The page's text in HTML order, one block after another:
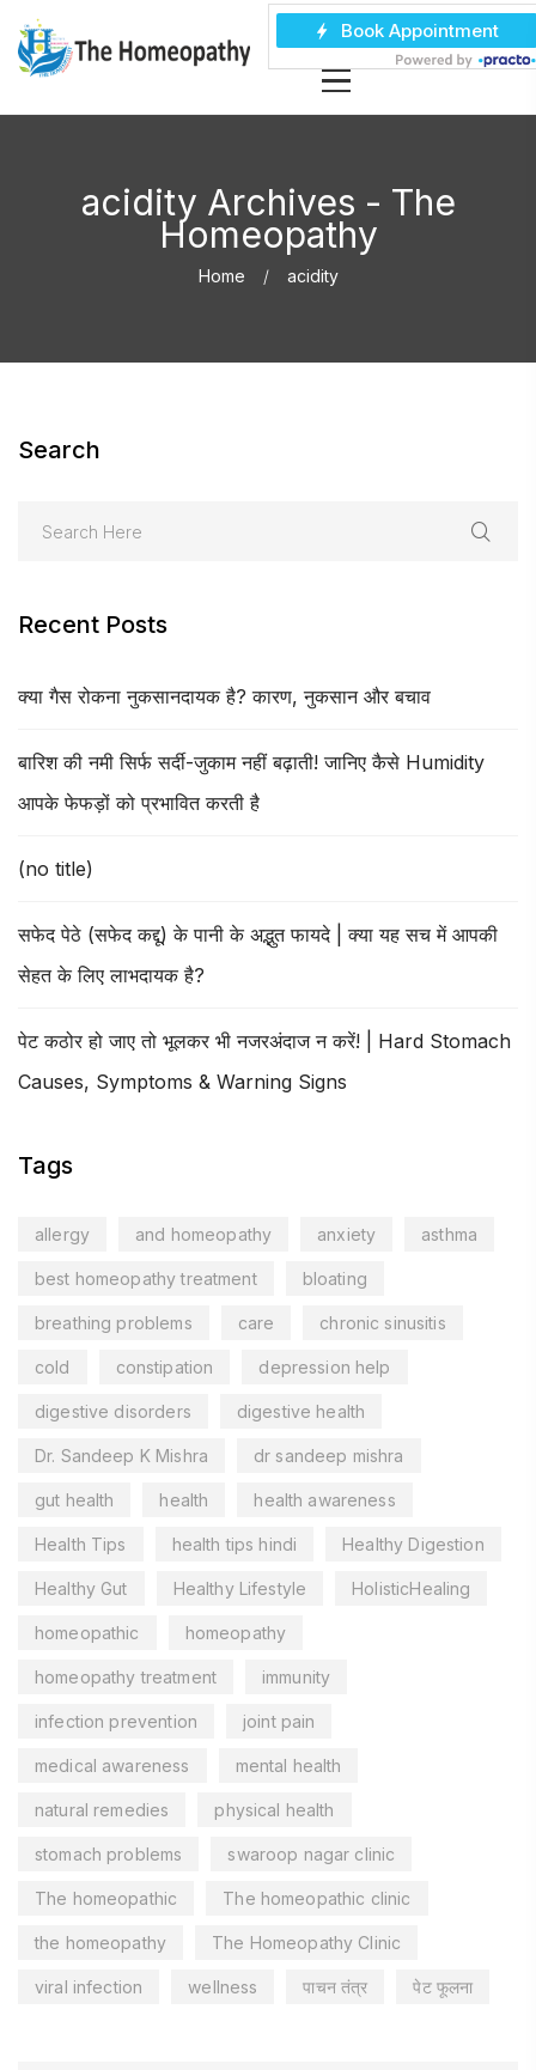
acidity Archives - The
Homeopathy
Home acidity
Search
Recent Posts
क्या गैस रोकना नुकसानदायक है? कारण, नुकसान और बचाव
बारिश की नमी सिर्फ सर्दी-जुकाम नहीं बढ़ाती! जानिए कैसे Humidity
आपके फेफड़ों को प्रभावित करती है
(no title)
सफेद पेठे (सफेद कद्दू) के पानी के अद्भुत फायदे | क्या यह सच में आपकी
सेहत के लिए लाभदायक है?
पेट कठोर हो जाए तो भूलकर भी नजरअंदाज न करें! | Hard Stomach
Causes, Symptoms & Warning Signs
Tags
allergy and homeopathy anxiety asthma
best homeopathy treatment bloating
breathing problems care chronic sinusitis
cold constipation depression help
digestive disorders digestive health
Dr. Sandeep K Mishra dr sandeep mishra
gut health health health awareness
Health Tips health tips hindi Healthy Digestion
Healthy Gut Healthy Lifestyle HolisticHealing
homeopathic homeopathy
homeopathy treatment immunity
infection prevention joint pain
medical awareness mental health
natural remedies physical health
stomach problems swaroop nagar clinic
The homeopathic The homeopathic clinic
the homeopathy The Homeopathy Clinic
viral infection wellness पाचन तंत्र पेट फूलना